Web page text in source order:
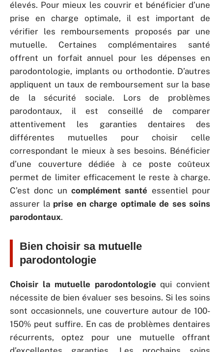
élevés. Pour mieux les couvrir et bénéficier d’une
prise en charge optimale, il est important de
vérifier les remboursements proposés par une
mutuelle. Certaines complémentaires santé
offrent un forfait annuel pour les dépenses en
parodontologie, implants ou orthodontie. D’autres
appliquent un taux de remboursement sur la base
de la sécurité sociale. Lors de problèmes
parodontaux, il est conseillé de comparer
attentivement les garanties dentaires des
différentes mutuelles pour choisir celle
correspondant le mieux à ses besoins. Bénéficier
d’une couverture dédiée à ce poste coûteux
permet de limiter efficacement le reste à charge.
C’est donc un complément santé essentiel pour
assurer la prise en charge optimale de ses soins
parodontaux.
Bien choisir sa mutuelle
parodontologie
Choisir la mutuelle parodontologie qui convient
nécessite de bien évaluer ses besoins. Si les soins
sont occasionnels, une couverture autour de 100-
150% peut suffire. En cas de problèmes dentaires
récurrents, optez pour une mutuelle offrant